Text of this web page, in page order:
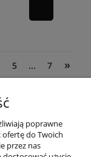
5 ... 7 »
poprawne
ofertę do Twoich
przez nas